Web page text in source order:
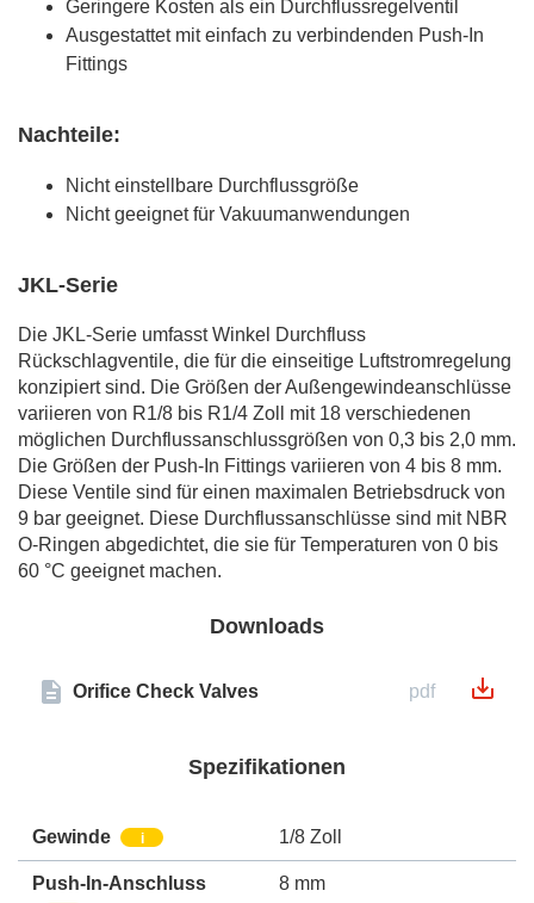
Geringere Kosten als ein Durchflussregelventil
Ausgestattet mit einfach zu verbindenden Push-In
Fittings
Nachteile:
Nicht einstellbare Durchflussgröße
Nicht geeignet für Vakuumanwendungen
JKL-Serie
Die JKL-Serie umfasst Winkel Durchfluss
Rückschlagventile, die für die einseitige Luftstromregelung
konzipiert sind. Die Größen der Außengewindeanschlüsse
variieren von R1/8 bis R1/4 Zoll mit 18 verschiedenen
möglichen Durchflussanschlussgrößen von 0,3 bis 2,0 mm.
Die Größen der Push-In Fittings variieren von 4 bis 8 mm.
Diese Ventile sind für einen maximalen Betriebsdruck von
9 bar geeignet. Diese Durchflussanschlüsse sind mit NBR
O-Ringen abgedichtet, die sie für Temperaturen von 0 bis
60 °C geeignet machen.
Downloads
Orifice Check Valves pdf
Spezifikationen
Gewinde i 1/8 Zoll
Push-In-Anschluss 8 mm